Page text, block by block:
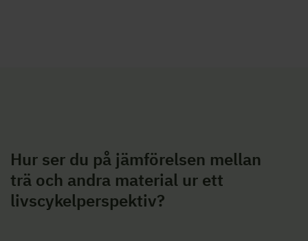
Hur ser du på jämförelsen mellan
trä och andra material ur ett
livscykelperspektiv?